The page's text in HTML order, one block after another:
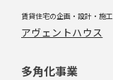
賃貸住宅の企画・設計・施工
アヴェントハウス
多角化事業